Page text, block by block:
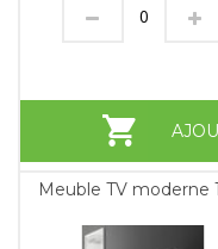
Meuble TV moderne